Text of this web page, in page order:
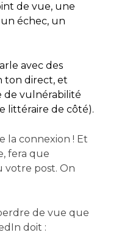
de vue, une
échec, un
avec des
ton direct, et
de vulnérabilité
littéraire de côté).
la connexion ! Et
fera que
votre post. On
de vue que
doit :